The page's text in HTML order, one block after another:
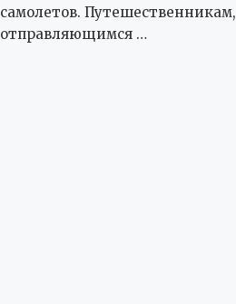
самолетов. Путешественникам,
отправляющимся …